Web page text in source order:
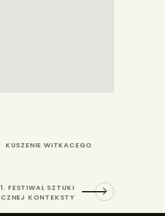
KUSZENIE WITKACEGO
FESTIWAL SZTUKI
KONTEKSTY